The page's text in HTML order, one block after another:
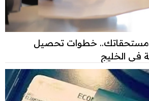
مستحقاتك.. خطوات تحصيل
في الخليج